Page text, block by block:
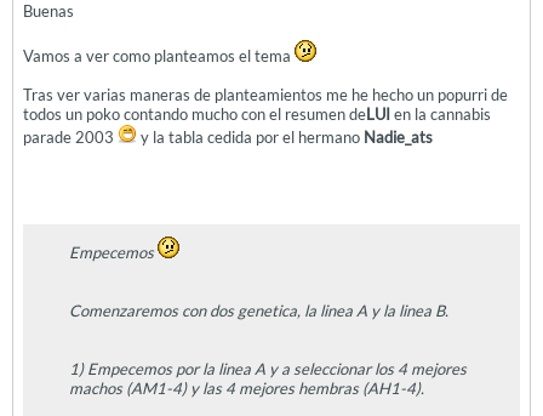
Buenas
Vamos a ver como planteamos el tema
Tras ver varias maneras de planteamientos me he hecho un popurri de
todos un poko contando mucho con el resumen deLUI en la cannabis
parade 2003
y la tabla cedida por el hermano Nadie_ats
Empecemos
Comenzaremos con dos genetica, la linea A y la linea B.
1) Empecemos por la linea A y a seleccionar los 4 mejores
machos (AM1-4) y las 4 mejores hembras (AH1-4).